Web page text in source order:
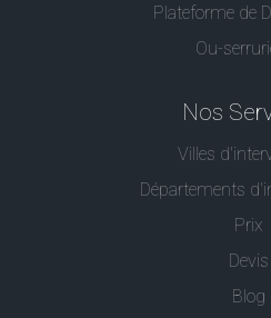
Plateforme de
Ou-
Nos
Villes
Départements
Prix
Devis
Blog